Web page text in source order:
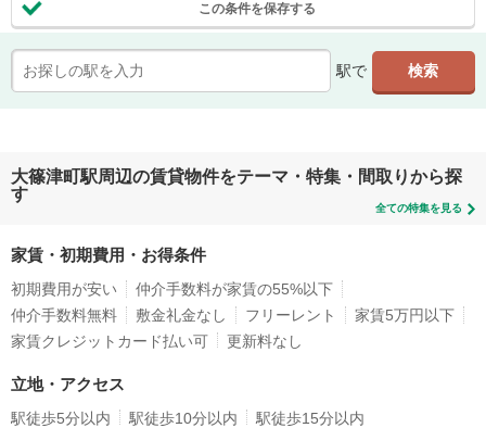
この条件を保存する
駅で
大篠津町駅周辺の賃貸物件をテーマ・特集・間取りから探
す
全ての特集を見る
家賃・初期費用・お得条件
初期費用が安い
仲介手数料が家賃の55%以下
仲介手数料無料
敷金礼金なし フリーレント
家賃5万円以下
家賃クレジットカード払い可
更新料なし
立地・アクセス
駅徒歩5分以内 駅徒歩10分以内 駅徒歩15分以内